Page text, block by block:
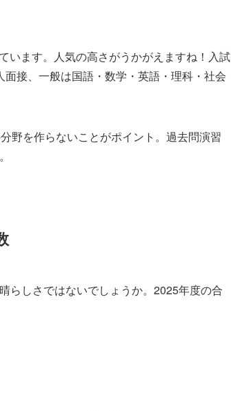
います。人気の高さがうかがえますね！入試
接、一般は国語・数学・英語・理科・社会
野を作らないことがポイント。過去問演習
らしさではないでしょうか。2025年度の合